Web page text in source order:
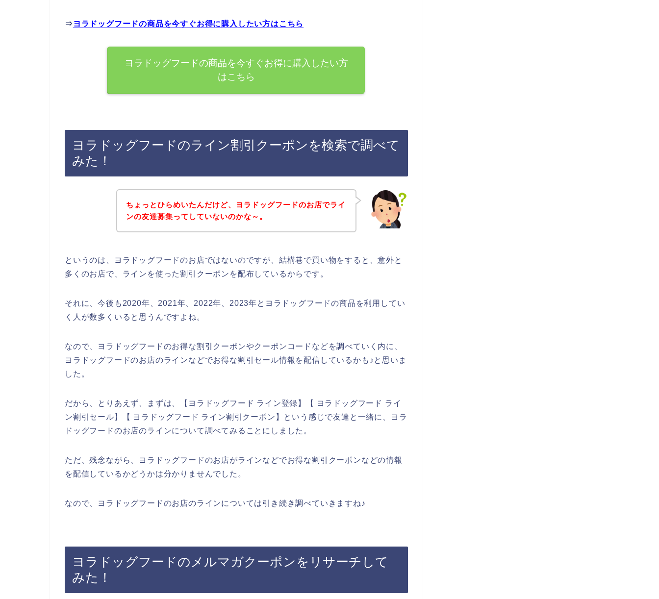
⇒ ヨラドッグフードの商品を今すぐお得に購入したい方はこちら
ヨラドッグフードの商品を今すぐお得に購入したい方
はこちら
ヨラドッグフードのライン割引クーポンを検索で調べて
みた！
ちょっとひらめいたんだけど、ヨラドッグフードのお店でライ
ンの友達募集ってしていないのかな～。
というのは、ヨラドッグフードのお店ではないのですが、結構巷で買い物をすると、意外と
多くのお店で、ラインを使った割引クーポンを配布しているからです。
それに、今後も2020年、2021年、2022年、2023年とヨラドッグフードの商品を利用してい
く人が数多くいると思うんですよね。
なので、ヨラドッグフードのお得な割引クーポンやクーポンコードなどを調べていく内に、
ヨラドッグフードのお店のラインなどでお得な割引セール情報を配信しているかも♪と思いま
した。
だから、とりあえず、まずは、【ヨラドッグフード ライン登録】【 ヨラドッグフード ライ
ン割引セール】【 ヨラドッグフード ライン割引クーポン】という感じで友達と一緒に、ヨラ
ドッグフードのお店のラインについて調べてみることにしました。
ただ、残念ながら、ヨラドッグフードのお店がラインなどでお得な割引クーポンなどの情報
を配信しているかどうかは分かりませんでした。
なので、ヨラドッグフードのお店のラインについては引き続き調べていきますね♪
ヨラドッグフードのメルマガクーポンをリサーチして
みた！